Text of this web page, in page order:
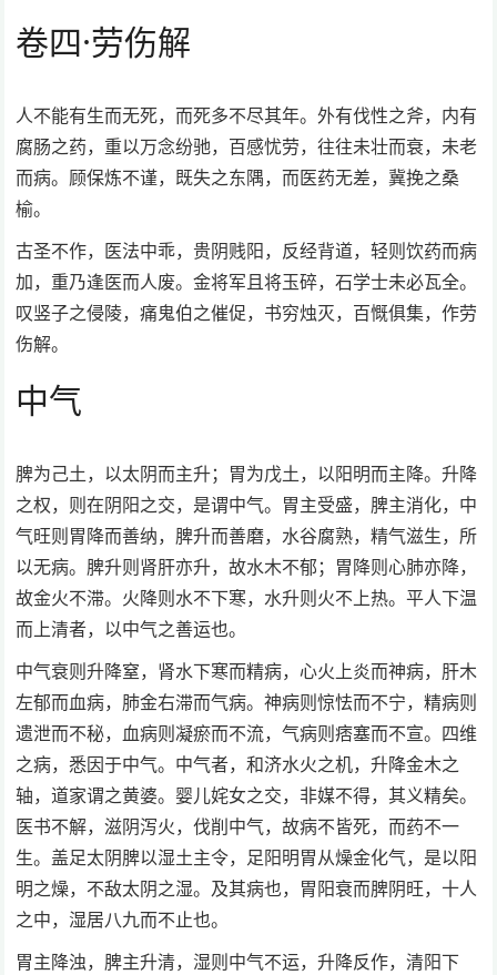
卷四·劳伤解
人不能有生而无死，而死多不尽其年。外有伐性之斧，内有
腐肠之药，重以万念纷驰，百感忧劳，往往未壮而衰，未老
而病。顾保炼不谨，既失之东隅，而医药无差，冀挽之桑
榆。
古圣不作，医法中乖，贵阴贱阳，反经背道，轻则饮药而病
加，重乃逢医而人废。金将军且将玉碎，石学士未必瓦全。
叹竖子之侵陵，痛鬼伯之催促，书穷烛灭，百慨俱集，作劳
伤解。
中气
脾为己土，以太阴而主升；胃为戊土，以阳明而主降。升降
之权，则在阴阳之交，是谓中气。胃主受盛，脾主消化，中
气旺则胃降而善纳，脾升而善磨，水谷腐熟，精气滋生，所
以无病。脾升则肾肝亦升，故水木不郁；胃降则心肺亦降，
故金火不滞。火降则水不下寒，水升则火不上热。平人下温
而上清者，以中气之善运也。
中气衰则升降窒，肾水下寒而精病，心火上炎而神病，肝木
左郁而血病，肺金右滞而气病。神病则惊怯而不宁，精病则
遗泄而不秘，血病则凝瘀而不流，气病则痞塞而不宣。四维
之病，悉因于中气。中气者，和济水火之机，升降金木之
轴，道家谓之黄婆。婴儿姹女之交，非媒不得，其义精矣。
医书不解，滋阴泻火，伐削中气，故病不皆死，而药不一
生。盖足太阴脾以湿土主令，足阳明胃从燥金化气，是以阳
明之燥，不敌太阴之湿。及其病也，胃阳衰而脾阴旺，十人
之中，湿居八九而不止也。
胃主降浊，脾主升清，湿则中气不运，升降反作，清阳下